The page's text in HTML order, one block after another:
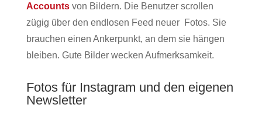
Accountsvon Bildern. Die Benutzer scrollen
zügig über den endlosen Feed neuer Fotos. Sie
brauchen einen Ankerpunkt, an dem sie hängen
bleiben. Gute Bilder wecken Aufmerksamkeit.
Fotos für Instagram und den eigenen
Newsletter